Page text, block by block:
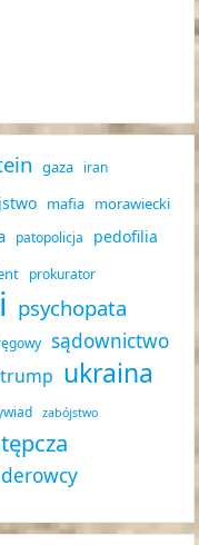
gaza iran
mafia morawiecki
patopolicja pedofilia
prokurator
psychopata
sądownictwo
trump ukraina
zabójstwo